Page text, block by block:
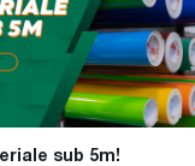
sub 5m!